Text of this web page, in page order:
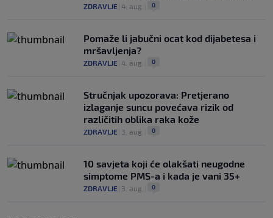
ZDRAVLJE 4. aug. 0
Pomaže li jabučni ocat kod dijabetesa i
mršavljenja?
ZDRAVLJE 4. aug. 0
Stručnjak upozorava: Pretjerano
izlaganje suncu povećava rizik od
različitih oblika raka kože
ZDRAVLJE 3. aug. 0
10 savjeta koji će olakšati neugodne
simptome PMS-a i kada je vani 35+
ZDRAVLJE 3. aug. 0